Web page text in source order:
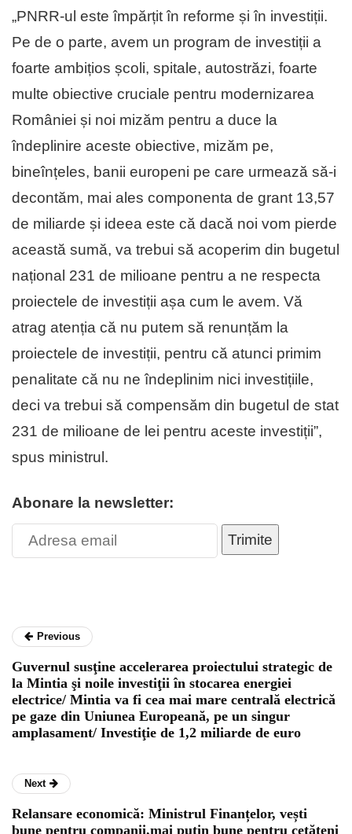
„PNRR-ul este împărțit în reforme și în investiții.
Pe de o parte, avem un program de investiții a
foarte ambițios școli, spitale, autostrăzi, foarte
multe obiective cruciale pentru modernizarea
României și noi mizăm pentru a duce la
îndeplinire aceste obiective, mizăm pe,
bineînțeles, banii europeni pe care urmează să-i
decontăm, mai ales componenta de grant 13,57
de miliarde și ideea este că dacă noi vom pierde
această sumă, va trebui să acoperim din bugetul
național 231 de milioane pentru a ne respecta
proiectele de investiții așa cum le avem. Vă
atrag atenția că nu putem să renunțăm la
proiectele de investiții, pentru că atunci primim
penalitate că nu ne îndeplinim nici investițiile,
deci va trebui să compensăm din bugetul de stat
231 de milioane de lei pentru aceste investiții”,
spus ministrul.
Abonare la newsletter:
Trimite
Previous
Guvernul susţine accelerarea proiectului strategic de
la Mintia şi noile investiţii în stocarea energiei
electrice/ Mintia va fi cea mai mare centrală electrică
pe gaze din Uniunea Europeană, pe un singur
amplasament/ Investiţie de 1,2 miliarde de euro
Next
Relansare economică: Ministrul Finanțelor, vești
bune pentru companii,mai puțin bune pentru cetățeni